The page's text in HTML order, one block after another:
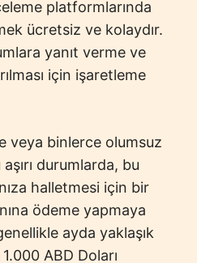
platformlarında
ücretsiz ve kolaydır.
yanıt verme ve
için işaretleme
veya binlerce olumsuz
durumlarda, bu
halletmesi için bir
ödeme yapmaya
ayda yaklaşık
ABD Doları